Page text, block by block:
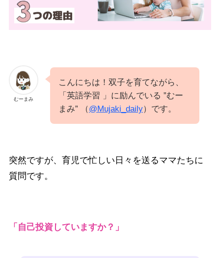
むーまみ
こんにちは！双子を育てながら、
「英語学習 」に励んでいる ”むー
まみ” （@Mujaki_daily）です。
突然ですが、育児で忙しい日々を送るママたちに
質問です。
「自己投資していますか？」